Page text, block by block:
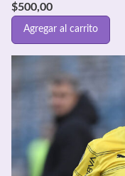
$500,00
Agregar al carrito